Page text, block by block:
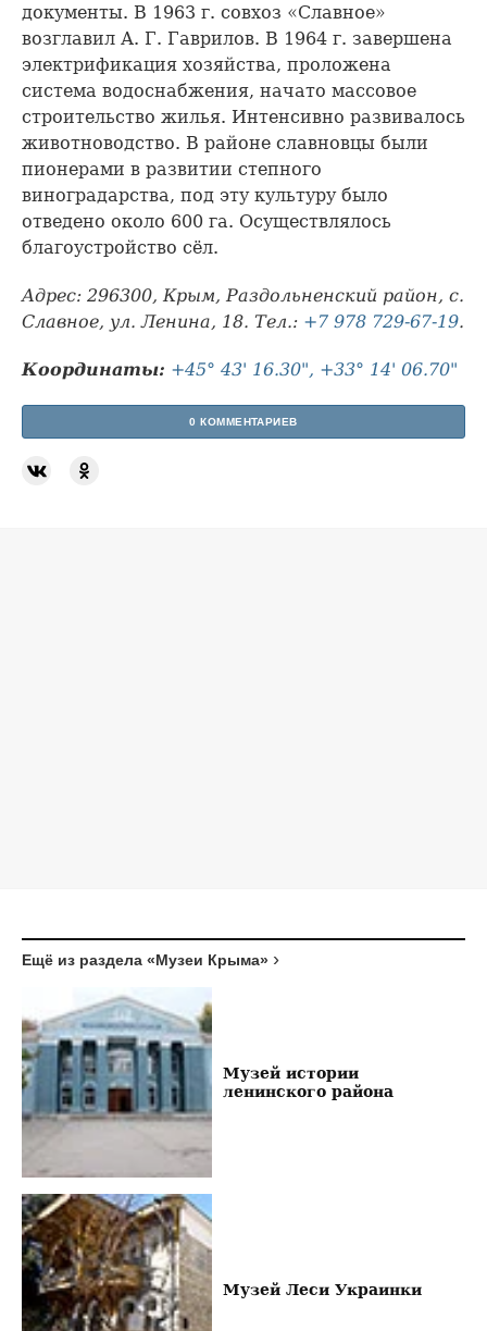
документы. В 1963 г. совхоз «Славное»
возглавил А. Г. Гаврилов. В 1964 г. завершена
электрификация хозяйства, проложена
система водоснабжения, начато массовое
строительство жилья. Интенсивно развивалось
животноводство. В районе славновцы были
пионерами в развитии степного
виноградарства, под эту культуру было
отведено около 600 га. Осуществлялось
благоустройство сёл.
Адрес: 296300, Крым, Раздольненский район, с.
Славное, ул. Ленина, 18. Тел.: +7 978 729-67-19.
Координаты: +45° 43' 16.30", +33° 14' 06.70"
0 КОММЕНТАРИЕВ
Ещё из раздела «Музеи Крыма»
Музей истории
ленинского района
Музей Леси Украинки